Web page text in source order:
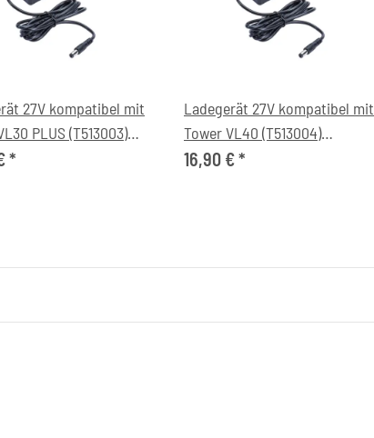
27V kompatibel mit
PLUS (T513003)
*
Ladegerät 27V kompatibel mit
Tower VL40 (T513004)
Akkustaubsauger
16,90 €*